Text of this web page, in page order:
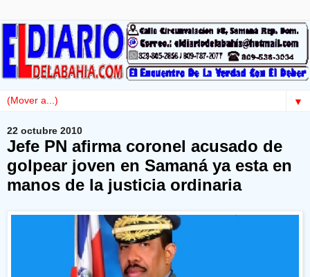
▼
22 octubre 2010
Jefe PN afirma coronel acusado de
golpear joven en Samaná ya esta en
manos de la justicia ordinaria